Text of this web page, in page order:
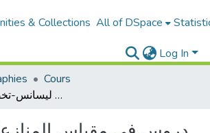
& Collections All of DSpace
Log In
Cours
دروس في مقياس المنازعات الإدارية : مطبوعة موجهة لطلبة الثالثة ليسانس-تخصص قانون عام